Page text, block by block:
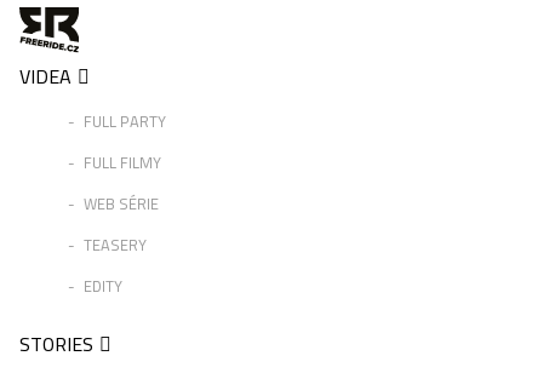
VIDEA
FULL PARTY
FULL FILMY
WEB SÉRIE
TEASERY
EDITY
STORIES